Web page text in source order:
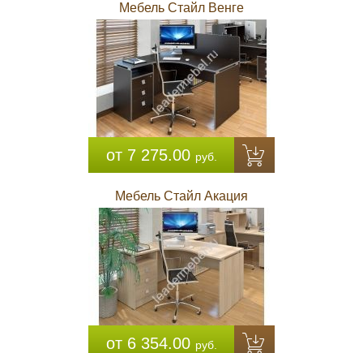
Мебель Стайл Венге
от 7 275.00 руб.
Мебель Стайл Акация
от 6 354.00 руб.